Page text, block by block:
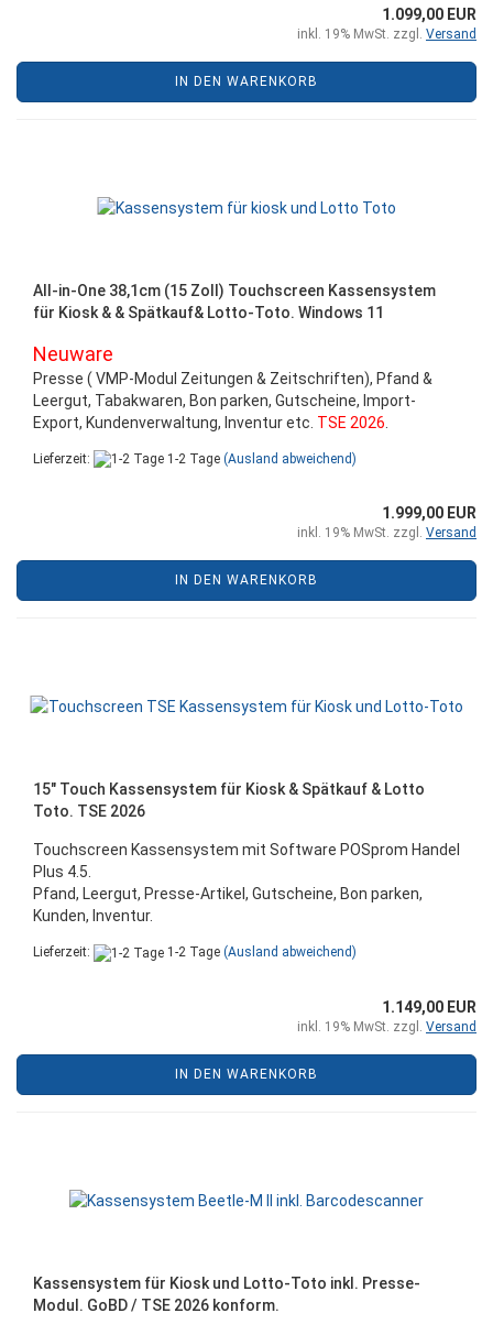
1.099,00 EUR
inkl. 19% MwSt. zzgl. Versand
IN DEN WARENKORB
All-in-One 38,1cm (15 Zoll) Touchscreen Kassensystem
für Kiosk & & Spätkauf& Lotto-Toto. Windows 11
Neuware
Presse ( VMP-Modul Zeitungen & Zeitschriften), Pfand &
Leergut, Tabakwaren, Bon parken, Gutscheine, Import-
Export, Kundenverwaltung, Inventur etc. TSE 2026
Lieferzeit: 1-2 Tage (Ausland abweichend)
1.999,00 EUR
inkl. 19% MwSt. zzgl. Versand
IN DEN WARENKORB
15" Touch Kassensystem für Kiosk & Spätkauf & Lotto
Toto. TSE 2026
Touchscreen Kassensystem mit Software POSprom Handel
Plus 4.5.
Pfand, Leergut, Presse-Artikel, Gutscheine, Bon parken,
Kunden, Inventur.
Lieferzeit: 1-2 Tage (Ausland abweichend)
1.149,00 EUR
inkl. 19% MwSt. zzgl. Versand
IN DEN WARENKORB
Kassensystem für Kiosk und Lotto-Toto inkl. Presse-
Modul. GoBD / TSE 2026 konform.